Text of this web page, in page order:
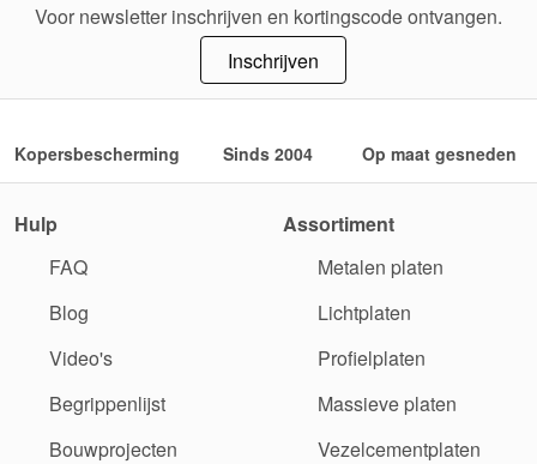
Voor newsletter inschrijven en kortingscode ontvangen.
Inschrijven
Kopersbescherming Sinds 2004 Op maat gesneden
Hulp
FAQ
Blog
Video's
Begrippenlijst
Bouwprojecten
Assortiment
Metalen platen
Lichtplaten
Profielplaten
Massieve platen
Vezelcementplaten